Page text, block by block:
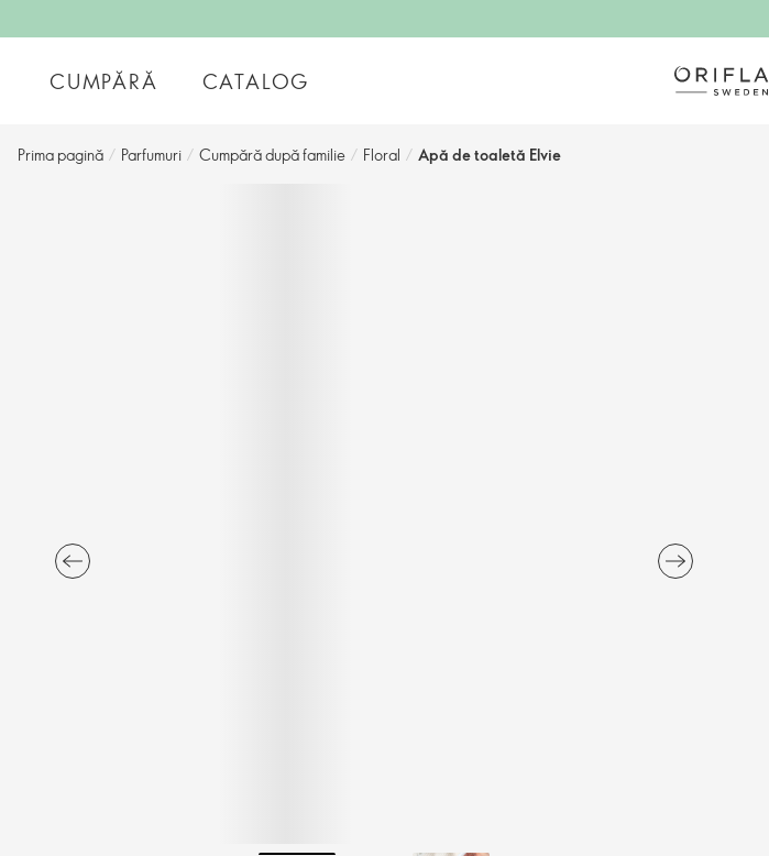
CUMPĂRĂ CATALOG
Prima pagină / Parfumuri / Cumpără după familie / Floral / Apă de toaletă Elvie